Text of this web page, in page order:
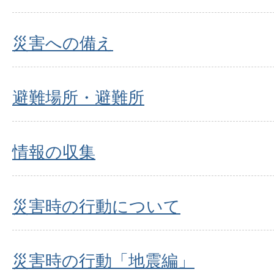
災害への備え
避難場所・避難所
情報の収集
災害時の行動について
災害時の行動「地震編」